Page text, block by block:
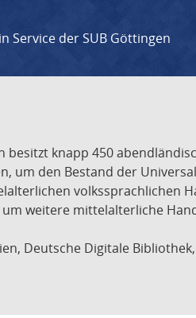
Service der SUB Göttingen
knapp 450
um den Bestand der
volkssprachlichen
weitere mittelalterliche
Deutsche Digitale